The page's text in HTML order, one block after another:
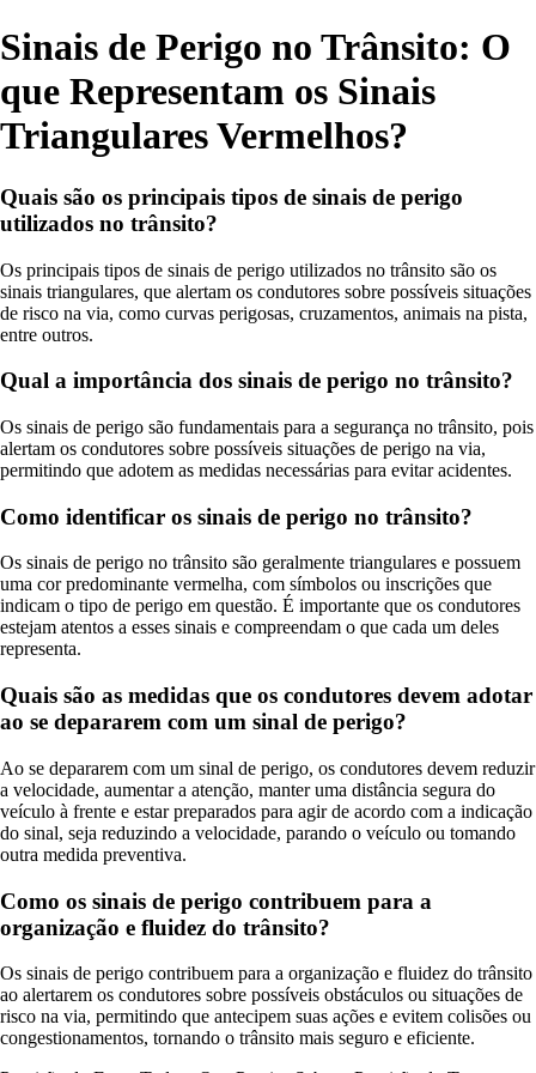
Sinais de Perigo no Trânsito: O
que Representam os Sinais
Triangulares Vermelhos?
Quais são os principais tipos de sinais de perigo
utilizados no trânsito?
Os principais tipos de sinais de perigo utilizados no trânsito são os
sinais triangulares, que alertam os condutores sobre possíveis situações
de risco na via, como curvas perigosas, cruzamentos, animais na pista,
entre outros.
Qual a importância dos sinais de perigo no trânsito?
Os sinais de perigo são fundamentais para a segurança no trânsito, pois
alertam os condutores sobre possíveis situações de perigo na via,
permitindo que adotem as medidas necessárias para evitar acidentes.
Como identificar os sinais de perigo no trânsito?
Os sinais de perigo no trânsito são geralmente triangulares e possuem
uma cor predominante vermelha, com símbolos ou inscrições que
indicam o tipo de perigo em questão. É importante que os condutores
estejam atentos a esses sinais e compreendam o que cada um deles
representa.
Quais são as medidas que os condutores devem adotar
ao se depararem com um sinal de perigo?
Ao se depararem com um sinal de perigo, os condutores devem reduzir
a velocidade, aumentar a atenção, manter uma distância segura do
veículo à frente e estar preparados para agir de acordo com a indicação
do sinal, seja reduzindo a velocidade, parando o veículo ou tomando
outra medida preventiva.
Como os sinais de perigo contribuem para a
organização e fluidez do trânsito?
Os sinais de perigo contribuem para a organização e fluidez do trânsito
ao alertarem os condutores sobre possíveis obstáculos ou situações de
risco na via, permitindo que antecipem suas ações e evitem colisões ou
congestionamentos, tornando o trânsito mais seguro e eficiente.